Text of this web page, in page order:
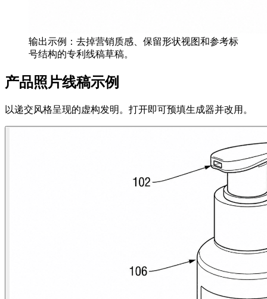
输出示例：去掉营销质感、保留形状视图和参考标
号结构的专利线稿草稿。
产品照片线稿示例
以递交风格呈现的虚构发明。打开即可预填生成器并改用。